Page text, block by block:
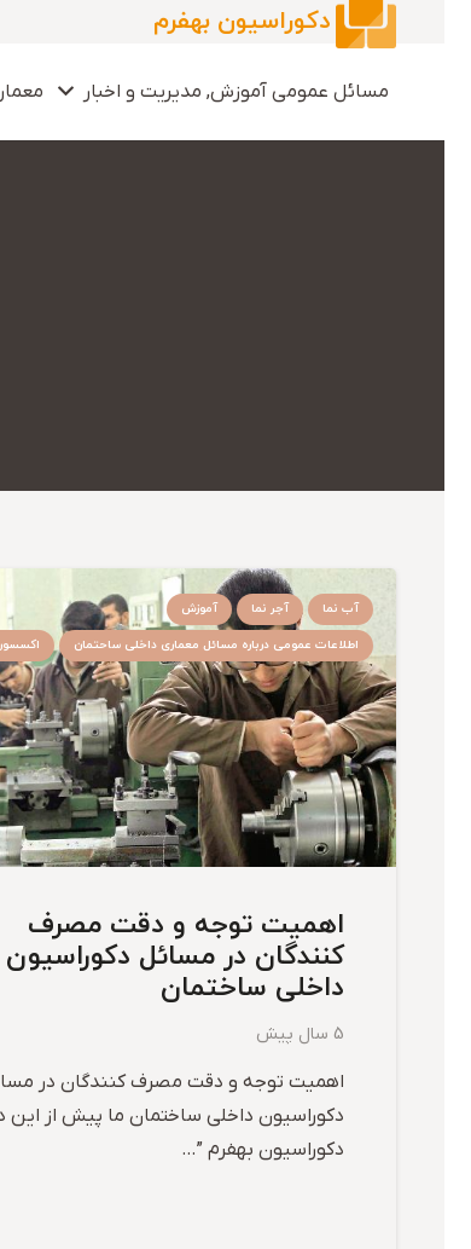
دکوراسیون بهفرم
مسائل عمومی آموزش, مدیریت و اخبار
آب نما آجر نما
آموزش
اطلاعات عمومی درباره مسائل معماری داخلی ساحتمان
اهمیت توجه و دقت مصرف
کنندگان در مسائل دکوراسیون
داخلی ساختمان
5 سال پیش
اهمیت توجه و دقت مصرف کنندگان در
دکوراسیون داخلی ساختمان ما پیش از این
دکوراسیون بهفرم ”…